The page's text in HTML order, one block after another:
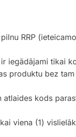
RRP
iegādājami tikai
produktu bez
atlaides kods
viena (1)